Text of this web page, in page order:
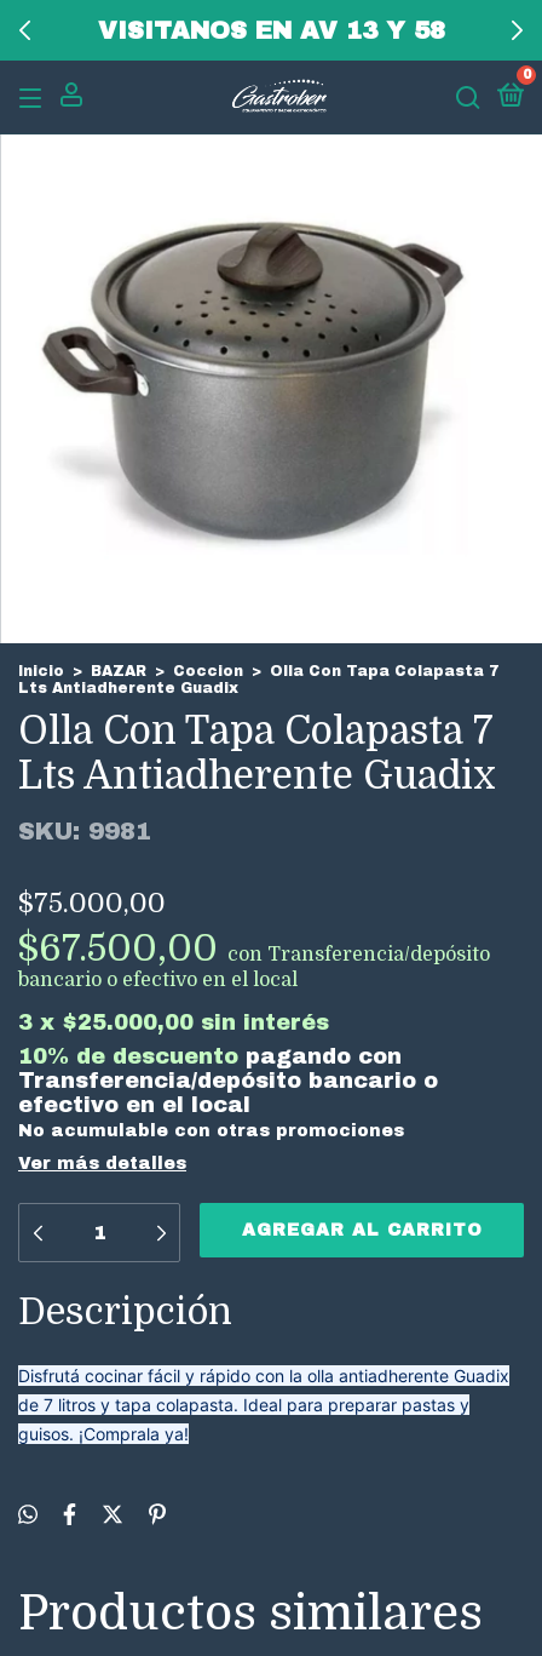
VISITANOS EN AV 13 Y 58
0
Inicio > BAZAR > Coccion > Olla Con Tapa Colapasta 7
Lts Antiadherente Guadix
Olla Con Tapa Colapasta 7
Lts Antiadherente Guadix
SKU: 9981
$75.000,00
$67.500,00 con Transferencia/depósito
bancario o efectivo en el local
3 x $25.000,00 sin interés
10% de descuento pagando con
Transferencia/depósito bancario o
efectivo en el local
No acumulable con otras promociones
Ver más detalles
Descripción
Disfrutá cocinar fácil y rápido con la olla antiadherente Guadix
de 7 litros y tapa colapasta. Ideal para preparar pastas y
guisos. ¡Comprala ya!
Productos similares